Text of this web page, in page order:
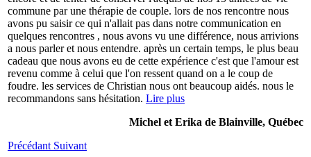
commune par une thérapie de couple. lors de nos rencontre nous
avons pu saisir ce qui n'allait pas dans notre communication en
quelques rencontres , nous avons vu une différence, nous arrivions
a nous parler et nous entendre. après un certain temps, le plus beau
cadeau que nous avons eu de cette expérience c'est que l'amour est
revenu comme à celui que l'on ressent quand on a le coup de
foudre. les services de Christian nous ont beaucoup aidés. nous le
recommandons sans hésitation. Lire plus
Michel et Erika de Blainville, Québec
Précédant Suivant